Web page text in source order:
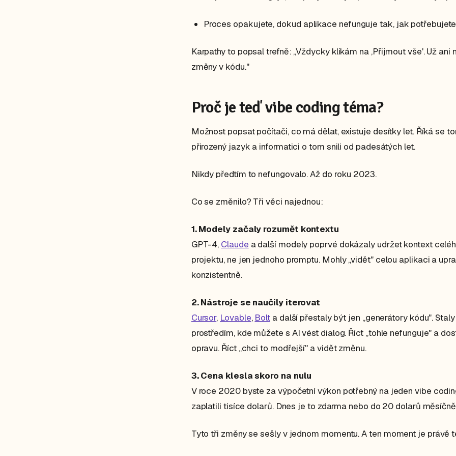
Proces opakujete, dokud aplikace nefunguje tak, jak potřebujete
Karpathy to popsal trefně: „Vždycky klikám na ‚Přijmout vše'. Už ani
změny v kódu."
Proč je teď vibe coding téma?
Možnost popsat počítači, co má dělat, existuje desítky let. Říká se
přirozený jazyk a informatici o tom snili od padesátých let.
Nikdy předtím to nefungovalo. Až do roku 2023.
Co se změnilo? Tři věci najednou:
1. Modely začaly rozumět kontextu
GPT-4, Claude a další modely poprvé dokázaly udržet kontext
projektu, ne jen jednoho promptu. Mohly „vidět" celou aplikaci a
konzistentně.
2. Nástroje se naučily iterovat
Cursor, Lovable, Bolt a další přestaly být jen „generátory kódu".
prostředím, kde můžete s AI vést dialog. Říct „tohle nefunguje" a
opravu. Říct „chci to modřejší" a vidět změnu.
3. Cena klesla skoro na nulu
V roce 2020 byste za výpočetní výkon potřebný na jeden vibe
zaplatili tisíce dolarů. Dnes je to zdarma nebo do 20 dolarů
Tyto tři změny se sešly v jednom momentu. A ten moment je právě